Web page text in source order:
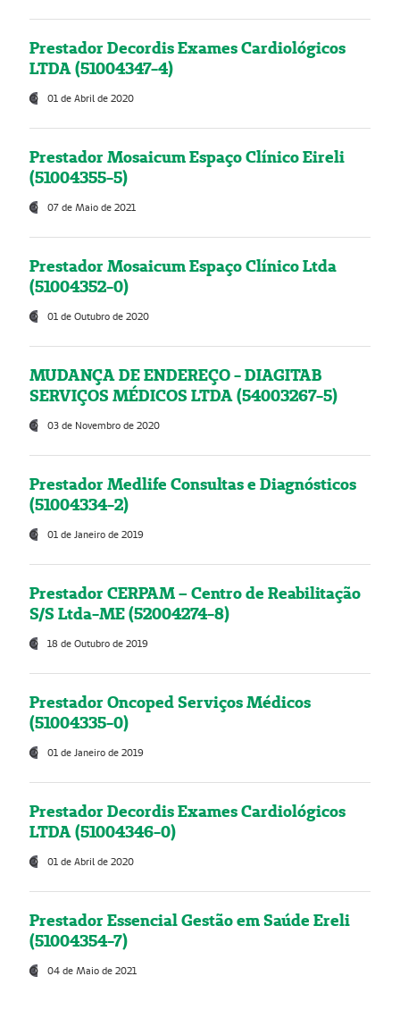
Prestador Decordis Exames Cardiológicos
LTDA (51004347-4)
01 de Abril de 2020
Prestador Mosaicum Espaço Clínico Eireli
(51004355-5)
07 de Maio de 2021
Prestador Mosaicum Espaço Clínico Ltda
(51004352-0)
01 de Outubro de 2020
MUDANÇA DE ENDEREÇO - DIAGITAB
SERVIÇOS MÉDICOS LTDA (54003267-5)
03 de Novembro de 2020
Prestador Medlife Consultas e Diagnósticos
(51004334-2)
01 de Janeiro de 2019
Prestador CERPAM – Centro de Reabilitação
S/S Ltda-ME (52004274-8)
18 de Outubro de 2019
Prestador Oncoped Serviços Médicos
(51004335-0)
01 de Janeiro de 2019
Prestador Decordis Exames Cardiológicos
LTDA (51004346-0)
01 de Abril de 2020
Prestador Essencial Gestão em Saúde Ereli
(51004354-7)
04 de Maio de 2021